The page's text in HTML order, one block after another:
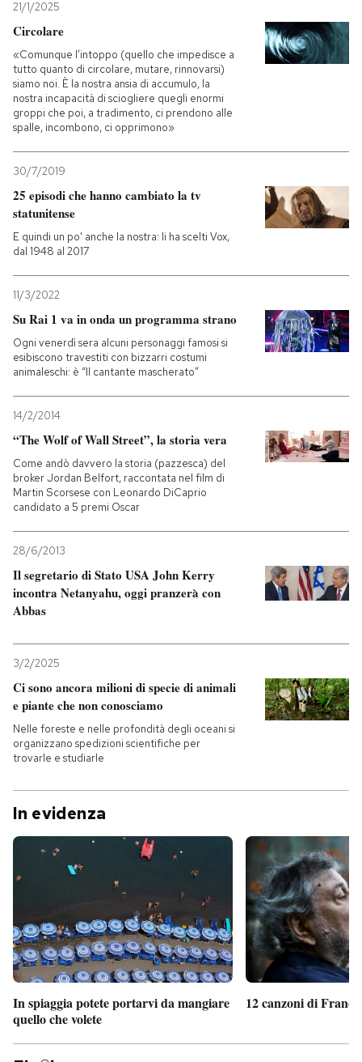
21/1/2025
Circolare
«Comunque l’intoppo (quello che impedisce a
tutto quanto di circolare, mutare, rinnovarsi)
siamo noi. È la nostra ansia di accumulo, la
nostra incapacità di sciogliere quegli enormi
groppi che poi, a tradimento, ci prendono alle
spalle, incombono, ci opprimono»
30/7/2019
25 episodi che hanno cambiato la tv
statunitense
E quindi un po' anche la nostra: li ha scelti Vox,
dal 1948 al 2017
11/3/2022
Su Rai 1 va in onda un programma strano
Ogni venerdì sera alcuni personaggi famosi si
esibiscono travestiti con bizzarri costumi
animaleschi: è “Il cantante mascherato”
14/2/2014
“The Wolf of Wall Street”, la storia vera
Come andò davvero la storia (pazzesca) del
broker Jordan Belfort, raccontata nel film di
Martin Scorsese con Leonardo DiCaprio
candidato a 5 premi Oscar
28/6/2013
Il segretario di Stato USA John Kerry
incontra Netanyahu, oggi pranzerà con
Abbas
3/2/2025
Ci sono ancora milioni di specie di animali
e piante che non conosciamo
Nelle foreste e nelle profondità degli oceani si
organizzano spedizioni scientifiche per
trovarle e studiarle
In evidenza
In spiaggia potete portarvi da mangiare
quello che volete
12 canzoni di